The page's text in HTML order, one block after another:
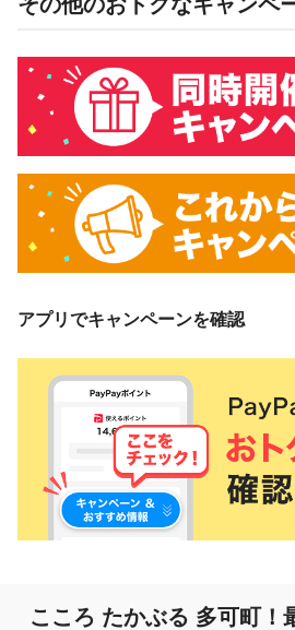
アプリでキャンペーンを確認
こころ たかぶる 多可町！